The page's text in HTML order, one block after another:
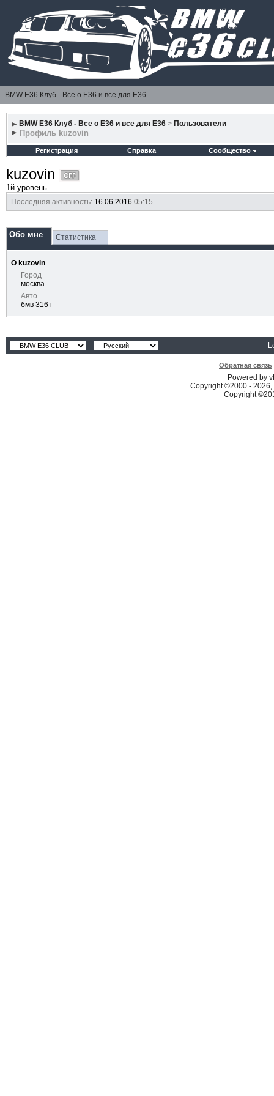
BMW E36 Клуб - Все о Е36 и все для Е36
BMW E36 Клуб - Все о Е36 и все для Е36 > Пользователи
Профиль kuzovin
Регистрация Справка Сообщество
kuzovin
1й уровень
Последняя активность:16.06.2016 05:15
Обо мне Статистика
О kuzovin
Город
москва
Авто
бмв 316 i
Обратная связь
Powered by
Copyright ©2000 -
Copyright